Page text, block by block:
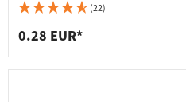
(22)
0.28 EUR*